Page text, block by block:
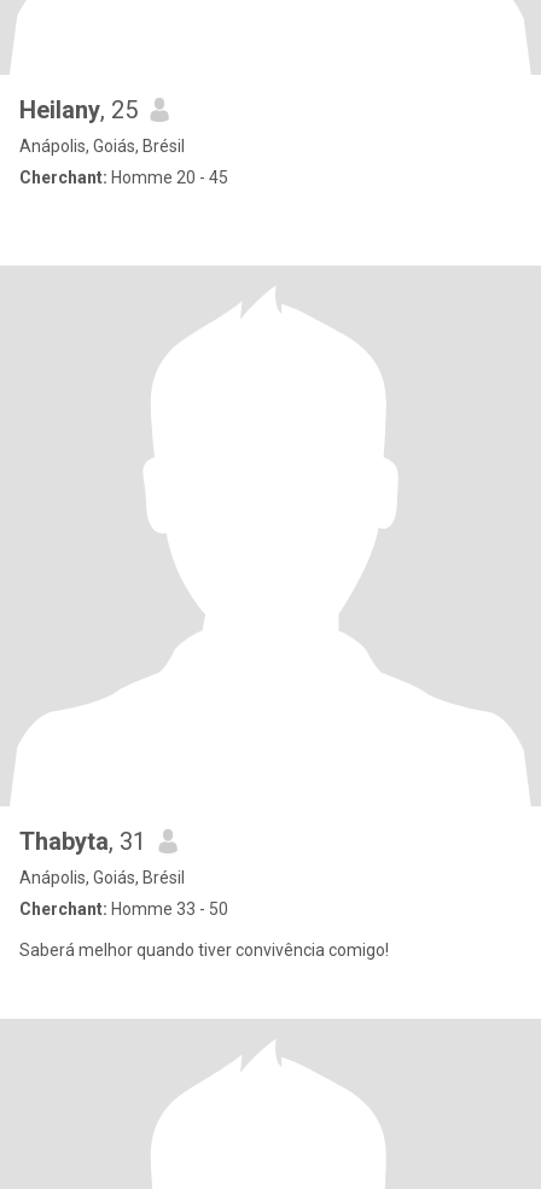
Heilany, 25
Anápolis, Goiás, Brésil
Cherchant: Homme 20 - 45
Thabyta, 31
Anápolis, Goiás, Brésil
Cherchant: Homme 33 - 50
Saberá melhor quando tiver convivência comigo!